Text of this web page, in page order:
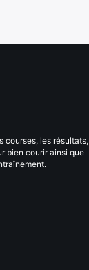
courses, les résultats,
bien courir ainsi que